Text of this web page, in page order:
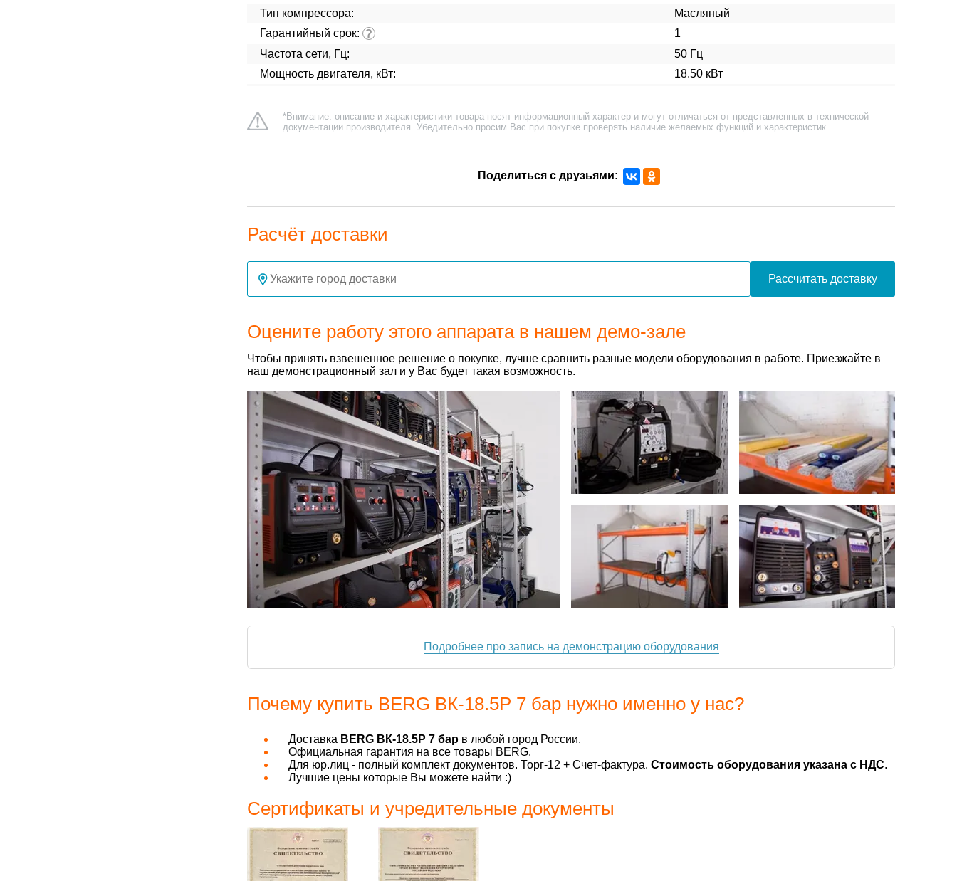
Тип компрессора:
Масляный
Гарантийный срок: ?
1
Частота сети, Гц:
50 Гц
Мощность двигателя, кВт:
18.50 кВт
*Внимание: описание и характеристики товара носят информационный характер и могут отличаться от представленных в технической
документации производителя. Убедительно просим Вас при покупке проверять наличие желаемых функций и характеристик.
Поделиться с друзьями:
Расчёт доставки
Рассчитать доставку
Оцените работу этого аппарата в нашем демо-зале
Чтобы принять взвешенное решение о покупке, лучше сравнить разные модели оборудования в работе. Приезжайте в
наш демонстрационный зал и у Вас будет такая возможность.
Подробнее про запись на демонстрацию оборудования
Почему купить BERG ВК-18.5Р 7 бар нужно именно у нас?
Доставка BERG ВК-18.5Р 7 бар в любой город России.
Официальная гарантия на все товары BERG.
Для юр.лиц - полный комплект документов. Торг-12 + Счет-фактура. Стоимость оборудования указана с НДС.
Лучшие цены которые Вы можете найти :)
Сертификаты и учредительные документы